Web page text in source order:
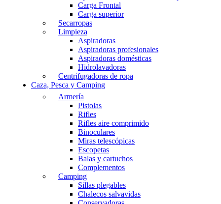
Carga Frontal
Carga superior
Secarropas
Limpieza
Aspiradoras
Aspiradoras profesionales
Aspiradoras domésticas
Hidrolavadoras
Centrifugadoras de ropa
Caza, Pesca y Camping
Armería
Pistolas
Rifles
Rifles aire comprimido
Binoculares
Miras telescópicas
Escopetas
Balas y cartuchos
Complementos
Camping
Sillas plegables
Chalecos salvavidas